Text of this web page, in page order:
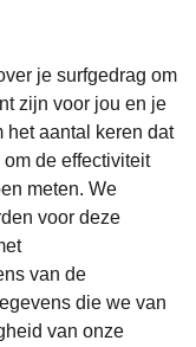
je surfgedrag om
zijn voor jou en je
het aantal keren dat
de effectiviteit
meten. We
voor deze
van de
die we van
van onze